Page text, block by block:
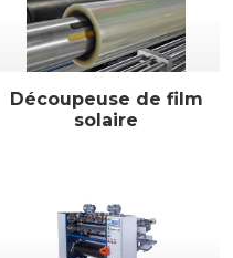
Découpeuse de film
solaire